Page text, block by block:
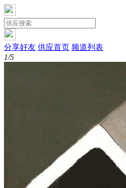
分享好友 供应首页 频道列表
1/5